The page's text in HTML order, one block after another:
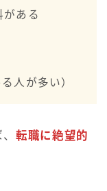
がある
人が多い）
転職に絶望的